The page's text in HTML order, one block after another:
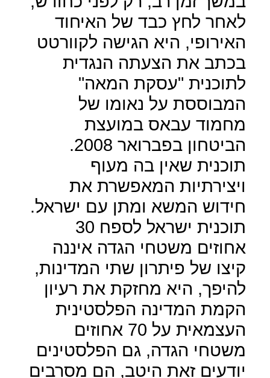
לאחר לחץ כבד של האיחוד
האירופי, היא הגישה לקוורטט
בכתב את הצעתה הנגדית
לתוכנית "עסקת המאה"
המבוססת על נאומו של
מחמוד עבאס במועצת
הביטחון בפברואר 2008.
תוכנית שאין בה מעוף
ויצירתיות המאפשרת את
חידוש המשא ומתן עם ישראל.
תוכנית ישראל לספח 30
אחוזים משטחי הגדה איננה
קיצו של פיתרון שתי המדינות,
להיפך, היא מחזקת את רעיון
הקמת המדינה הפלסטינית
העצמאית על 70 אחוזים
משטחי הגדה, גם הפלסטינים
יודעים זאת היטב, הם מסרבים